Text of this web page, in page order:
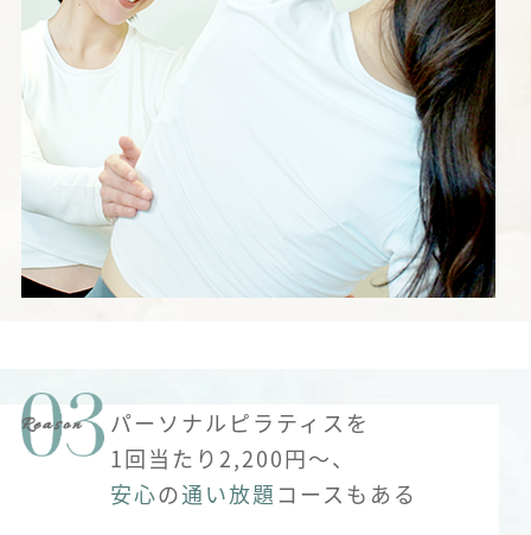
パーソナルピラティスを
1回当たり2,200円～、
安心の通い放題 コースもある